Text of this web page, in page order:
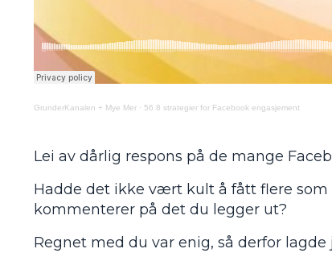
GrunderKanalen + Mye Mer · 56 8 strategier for Facebook engasjement
Lei av dårlig respons på de mange
Hadde det ikke vært kult å fått flere som
kommenterer på det du legger ut?
Regnet med du var enig, så derfor